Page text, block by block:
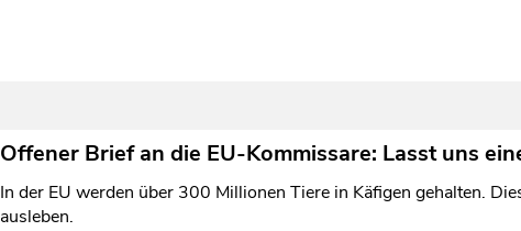
Offener Brief an die EU-Kommissare: Lasst uns
In der EU werden über 300 Millionen Tiere in Käfigen gehalten.
ausleben.